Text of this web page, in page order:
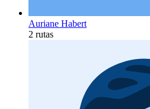
Auriane Habert
2 rutas